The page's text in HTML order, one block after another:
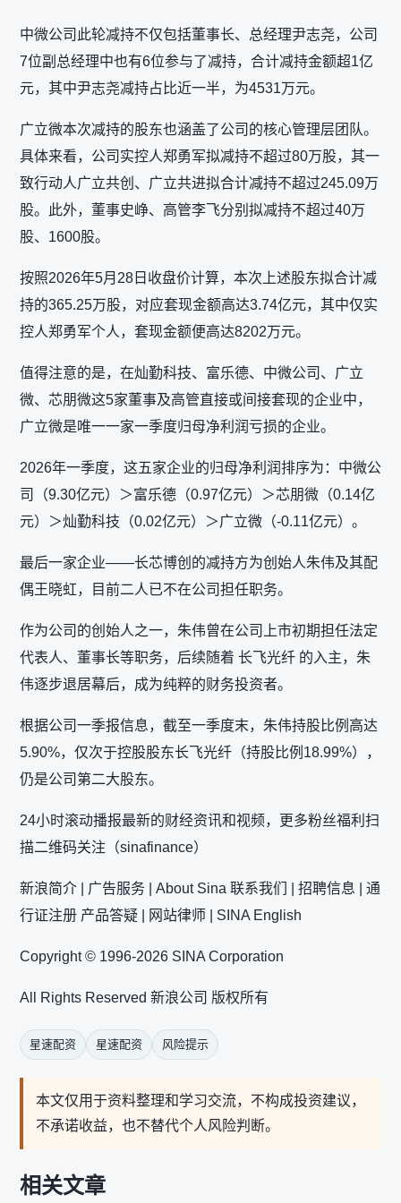
中微公司此轮减持不仅包括董事长、总经理尹志尧，公司
7位副总经理中也有6位参与了减持，合计减持金额超1亿
元，其中尹志尧减持占比近一半，为4531万元。
广立微本次减持的股东也涵盖了公司的核心管理层团队。
具体来看，公司实控人郑勇军拟减持不超过80万股，其一
致行动人广立共创、广立共进拟合计减持不超过245.09万
股。此外，董事史峥、高管李飞分别拟减持不超过40万
股、1600股。
按照2026年5月28日收盘价计算，本次上述股东拟合计减
持的365.25万股，对应套现金额高达3.74亿元，其中仅实
控人郑勇军个人，套现金额便高达8202万元。
值得注意的是，在灿勤科技、富乐德、中微公司、广立
微、芯朋微这5家董事及高管直接或间接套现的企业中，
广立微是唯一一家一季度归母净利润亏损的企业。
2026年一季度，这五家企业的归母净利润排序为：中微公
司（9.30亿元）＞富乐德（0.97亿元）＞芯朋微（0.14亿
元）＞灿勤科技（0.02亿元）＞广立微（-0.11亿元）。
最后一家企业——长芯博创的减持方为创始人朱伟及其配
偶王晓虹，目前二人已不在公司担任职务。
作为公司的创始人之一，朱伟曾在公司上市初期担任法定
代表人、董事长等职务，后续随着 长飞光纤 的入主，朱
伟逐步退居幕后，成为纯粹的财务投资者。
根据公司一季报信息，截至一季度末，朱伟持股比例高达
5.90%，仅次于控股股东长飞光纤（持股比例18.99%），
仍是公司第二大股东。
24小时滚动播报最新的财经资讯和视频，更多粉丝福利扫
描二维码关注（sinafinance）
新浪简介 | 广告服务 | About Sina 联系我们 | 招聘信息 | 通
行证注册 产品答疑 | 网站律师 | SINA English
Copyright © 1996-2026 SINA Corporation
All Rights Reserved 新浪公司 版权所有
星速配资 星速配资 风险提示
本文仅用于资料整理和学习交流，不构成投资建议，
不承诺收益，也不替代个人风险判断。
相关文章